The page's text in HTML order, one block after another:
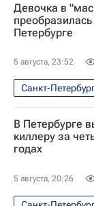
Социальный
Девочка в
Петербурге
5 августа, 23:52
Санкт-
Кэрол Феннер
Общество
В Петербурге
киллеру за
годах
5 августа, 20:26